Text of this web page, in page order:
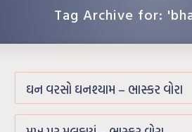
Tag Archive for:
ઘન વરસો ઘનશ્યામ – ભાસ્કર વોરા